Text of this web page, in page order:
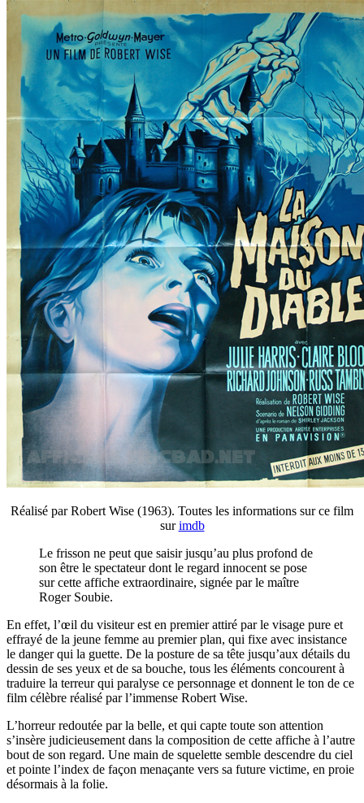
Réalisé par Robert Wise (1963). Toutes les informations sur ce film
surimdb
Le frisson ne peut que saisir jusqu’au plus profond de
son être le spectateur dont le regard innocent se pose
sur cette affiche extraordinaire, signée par le maître
Roger Soubie.
En effet, l’œil du visiteur est en premier attiré par le visage pure et
effrayé de la jeune femme au premier plan, qui fixe avec insistance
le danger qui la guette. De la posture de sa tête jusqu’aux détails du
dessin de ses yeux et de sa bouche, tous les éléments concourent à
traduire la terreur qui paralyse ce personnage et donnent le ton de ce
film célèbre réalisé par l’immense Robert Wise.
L’horreur redoutée par la belle, et qui capte toute son attention
s’insère judicieusement dans la composition de cette affiche à l’autre
bout de son regard. Une main de squelette semble descendre du ciel
et pointe l’index de façon menaçante vers sa future victime, en proie
désormais à la folie.